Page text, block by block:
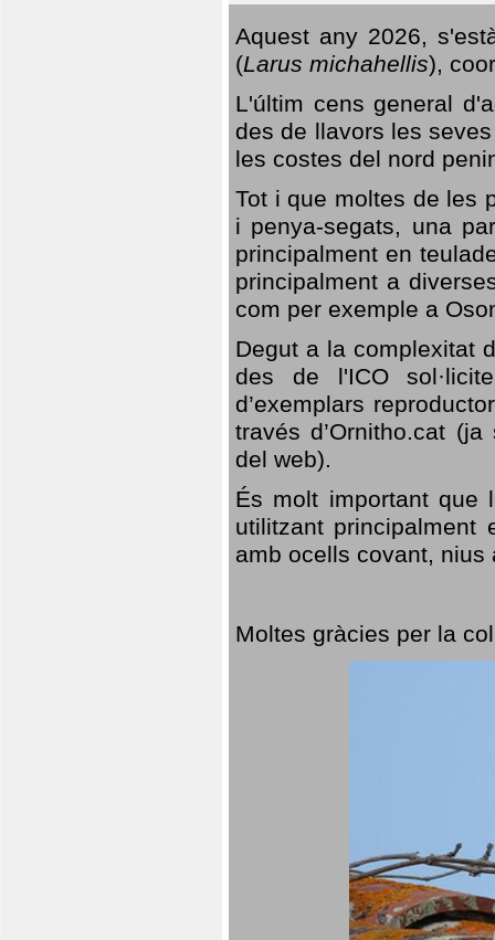
Aquest any 2026,
(Larus michahellis),
L'últim cens general
des de llavors les
les costes del nord
Tot i que moltes de les
i penya-segats, una
principalment en
principalment a
com per exemple a
Degut a la complexitat
des de l'ICO
d’exemplars
través d’Ornitho.cat
del web).
És molt important que
utilitzant
amb ocells covant,
Moltes gràcies per la